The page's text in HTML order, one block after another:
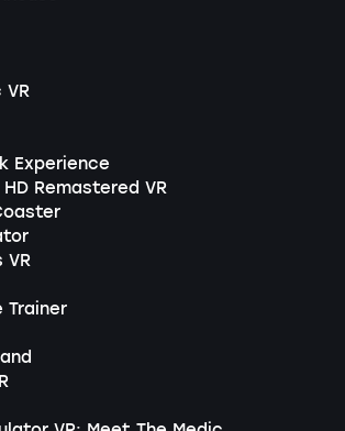
Experience
Remastered VR
VR
Trainer